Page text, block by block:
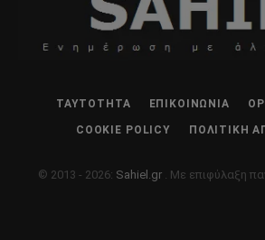
ΤΑΥΤΌΤΗΤΑ ΕΠΙΚΟΙΝΩΝΊΑ
COOKIE POLICY ΠΟΛΙΤΙΚΉ
© 2013 - 2026: Sahiel.gr . Με επιφύλαξη